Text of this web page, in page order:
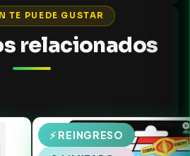
TE PUEDE GUSTAR
relacionados
⚡ REINGRESO